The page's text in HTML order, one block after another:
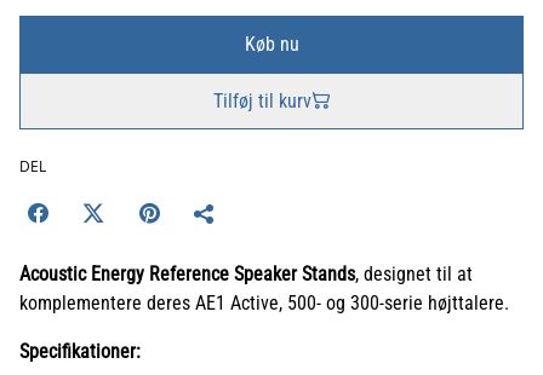
Køb nu
Tilføj til kurv
DEL
Acoustic Energy Reference Speaker Stands, designet til at
komplementere deres AE1 Active, 500- og 300-serie højttalere.
Specifikationer: